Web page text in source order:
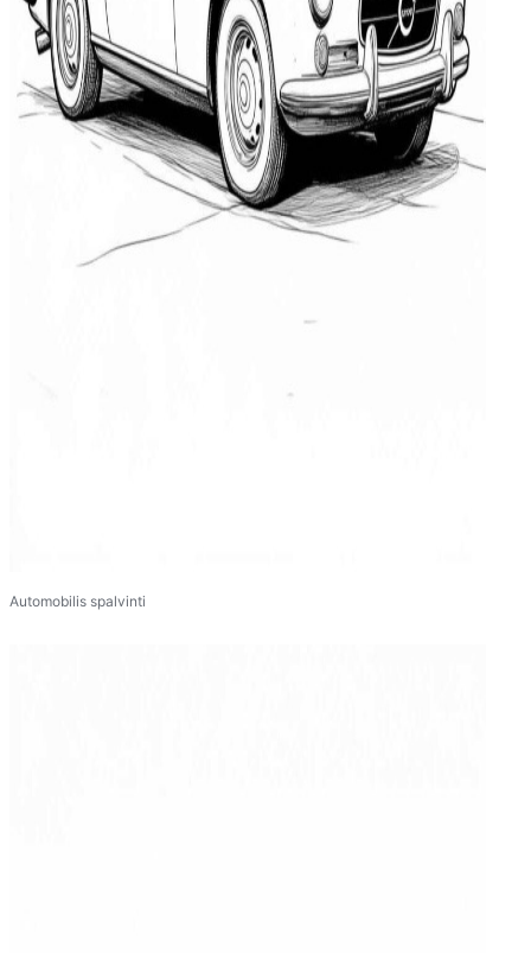
Automobilis spalvinti